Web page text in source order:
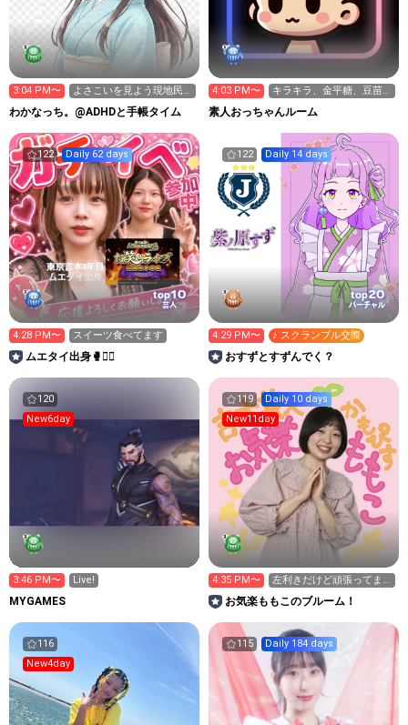
3:04 PM〜
よさこいを見よう現地民
の配信！
わかなっち。@ADHDと手帳タイム
4:03 PM〜
キラキラ、金平糖、豆苗
お願い致します🙇‍♀️
ㅤ素人おっちゃんルームㅤ
122 Daily 62 days
top10
芸人
4:28 PM〜 スイーツ食べてます
ムエタイ出身🥊❤️‍🔥
122 Daily 14 days
top20
バーチャル
4:29 PM〜 ♪ スクランブル交際
おすずとすずんでく？
120
New6day
3:46 PM〜 Live!
MYGAMES
119
Daily 10 days
New11day
4:35 PM〜
左利きだけど頑張ってま
す
お気楽ももこのブルーム！
116
New4day
115 Daily 184 days